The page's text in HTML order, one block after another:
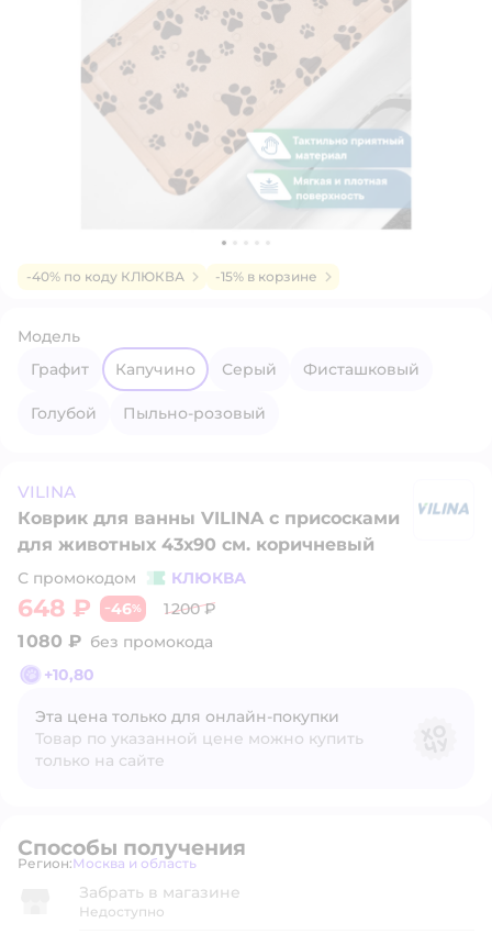
-40% по коду КЛЮКВА -15% в корзине
Модель
Графит
Капучино Серый Фисташковый
Голубой Пыльно-розовый
VILINA
Коврик для ванны VILINA c присосками
для животных 43х90 см. коричневый
С промокодом КЛЮКВА
648 ₽ −46% 1 200 ₽
1 080 ₽ без промокода
+10,80
Эта цена только для онлайн‑покупки
Товар по указанной цене можно купить
только на сайте
Способы получения
Регион: Выбор адреса доставки.
Москва и область
Забрать в магазине
Недоступно